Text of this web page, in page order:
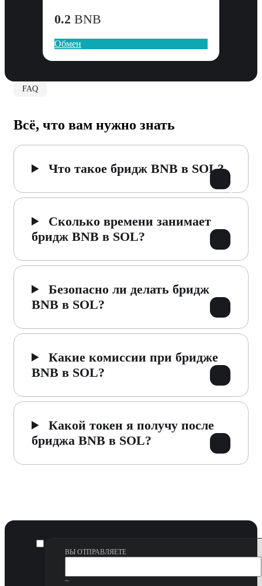
0.2 BNB
Обмен
FAQ
Всё, что вам нужно знать
Что такое бридж BNB в SOL?
Сколько времени занимает
бридж BNB в SOL?
Безопасно ли делать бридж
BNB в SOL?
Какие комиссии при бридже
BNB в SOL?
Какой токен я получу после
бриджа BNB в SOL?
ВЫ ОТПРАВЛЯЕТЕ
~